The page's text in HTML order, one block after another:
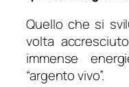
Quello che si
volta
immense
“argento vivo”.